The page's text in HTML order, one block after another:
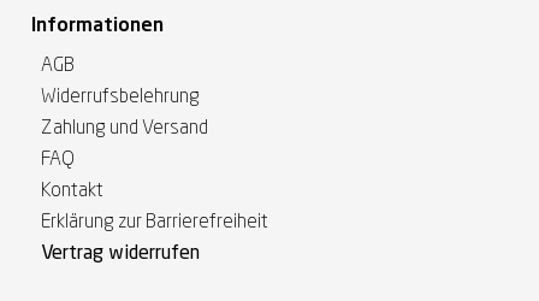
Informationen
AGB
Widerrufsbelehrung
Zahlung und Versand
FAQ
Kontakt
Erklärung zur Barrierefreiheit
Vertrag widerrufen